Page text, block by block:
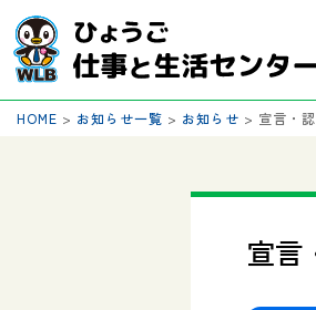
HOME > お知らせ一覧 > お知らせ > 宣言・
宣言